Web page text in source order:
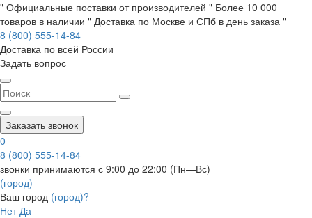
" Официальные поставки от производителей " Более 10 000
товаров в наличии " Доставка по Москве и СПб в день заказа "
8 (800) 555-14-84
Доставка по всей России
Задать вопрос
Заказать звонок
0
8 (800) 555-14-84
звонки принимаются с 9:00 до 22:00 (Пн—Вс)
(город)
Ваш город (город)?
Нет Да